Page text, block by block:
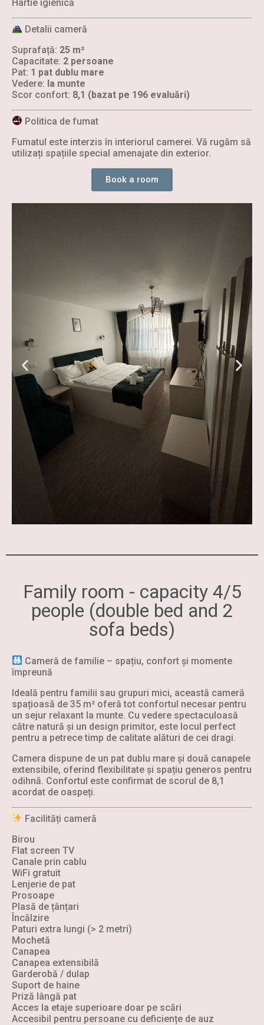
Hârtie igienică
Detalii cameră
Suprafață: 25 m²
Capacitate: 2 persoane
Pat: 1 pat dublu mare
Vedere: la munte
Scor confort: 8,1 (bazat pe 196 evaluări)
Politica de fumat
Fumatul este interzis în interiorul camerei. Vă rugăm să
utilizați spațiile special amenajate din exterior.
Book a room
Family room - capacity 4/5
people (double bed and 2
sofa beds)
Cameră de familie – spațiu, confort și momente
împreună
Ideală pentru familii sau grupuri mici, această cameră
spațioasă de 35 m² oferă tot confortul necesar pentru
un sejur relaxant la munte. Cu vedere spectaculoasă
către natură și un design primitor, este locul perfect
pentru a petrece timp de calitate alături de cei dragi.
Camera dispune de un pat dublu mare și două canapele
extensibile, oferind flexibilitate și spațiu generos pentru
odihnă. Confortul este confirmat de scorul de 8,1
acordat de oaspeți.
Facilități cameră
Birou
Flat screen TV
Canale prin cablu
WiFi gratuit
Lenjerie de pat
Prosoape
Plasă de țânțari
Încălzire
Paturi extra lungi (> 2 metri)
Mochetă
Canapea
Canapea extensibilă
Garderobă / dulap
Suport de haine
Priză lângă pat
Acces la etaje superioare doar pe scări
Accesibil pentru persoane cu deficiențe de auz